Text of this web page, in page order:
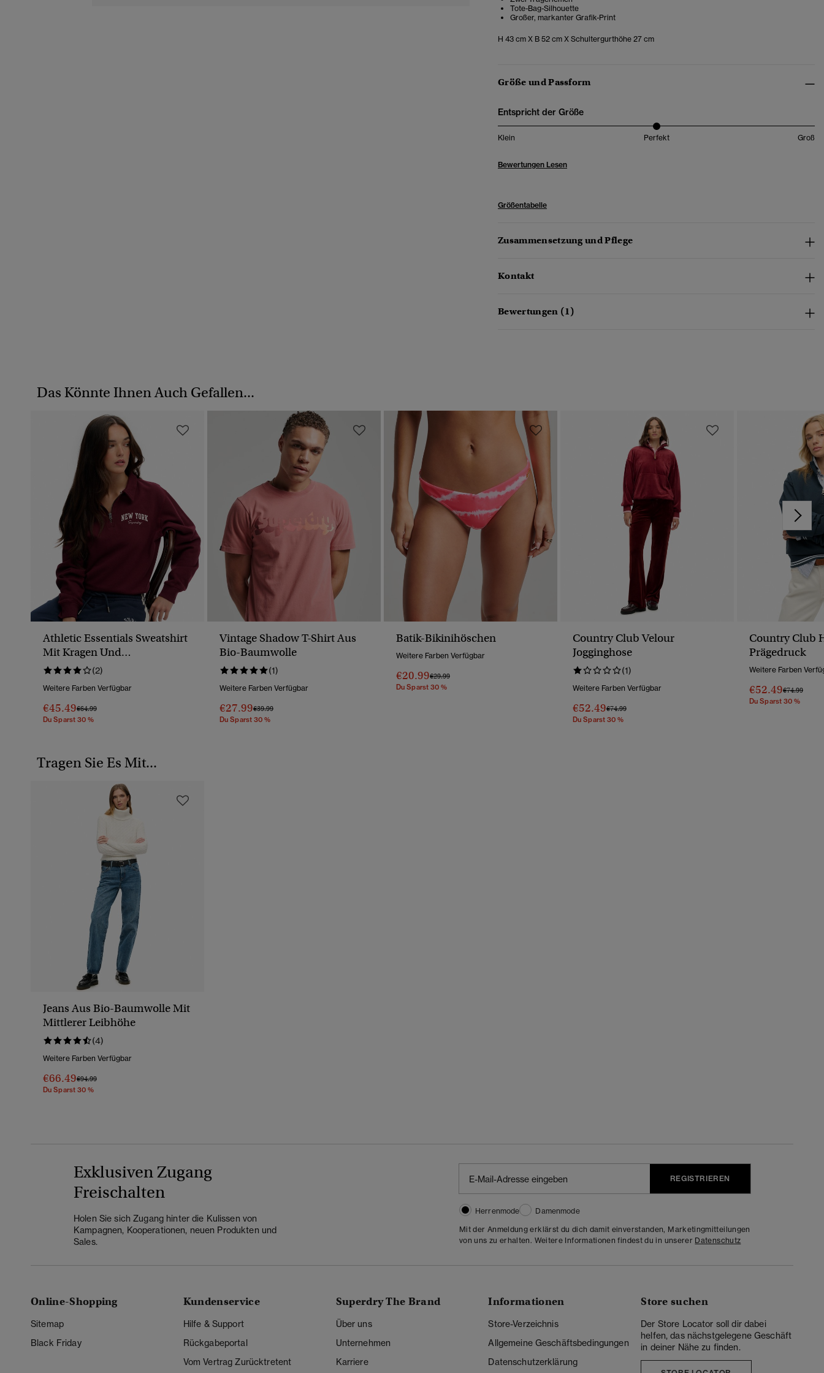
Tote-Bag-Silhouette
Großer, markanter Grafik-Print
H 43 cm X B 52 cm X Schultergurthöhe 27 cm
Größe und Passform
Entspricht der Größe
Klein Perfekt Groß
Bewertungen Lesen
Größentabelle
Zusammensetzung und Pflege
Kontakt
Bewertungen (1)
Das Könnte Ihnen Auch Gefallen...
Athletic Essentials Sweatshirt
Mit Kragen Und
Reißverschluss
(2)
Weitere Farben Verfügbar
€45.49Preis Wurde Reduziert Von
€64.99Bis
Du Sparst 30 %
Vintage Shadow T-Shirt Aus
Bio-Baumwolle
(1)
Weitere Farben Verfügbar
€27.99Preis Wurde Reduziert Von
€39.99Bis
Du Sparst 30 %
Batik-Bikinihöschen
Weitere Farben Verfügbar
€20.99Preis Wurde Reduziert Von
€29.99Bis
Du Sparst 30 %
Country Club Velour
Jogginghose
(1)
Weitere Farben Verfügbar
€52.49Preis Wurde Reduziert Von
€74.99Bis
Du Sparst 30 %
Country Club
Prägedruck
Weitere Farben
€52.49Preis Wurde
€74.99Bis
Du Sparst 30 %
Tragen Sie Es Mit...
Jeans Aus Bio-Baumwolle Mit
Mittlerer Leibhöhe
(4)
Weitere Farben Verfügbar
€66.49Preis Wurde Reduziert Von
€94.99Bis
Du Sparst 30 %
Exklusiven Zugang
Freischalten
Holen Sie sich Zugang hinter die Kulissen von
Kampagnen, Kooperationen, neuen Produkten und
Sales.
REGISTRIEREN
Herrenmode
Damenmode
Mit der Anmeldung erklärst du dich damit einverstanden, Marketingmitteilungen
von uns zu erhalten. Weitere Informationen findest du in unserer Datenschutz
Online-Shopping
Sitemap
Black Friday
Kundenservice
Hilfe & Support
Rückgabeportal
Vom Vertrag Zurücktretent
Superdry The Brand
Über uns
Unternehmen
Karriere
Informationen
Store-Verzeichnis
Allgemeine Geschäftsbedingungen
Datenschutzerklärung
Store suchen
Der Store Locator soll dir dabei
helfen, das nächstgelegene Geschäft
in deiner Nähe zu finden.